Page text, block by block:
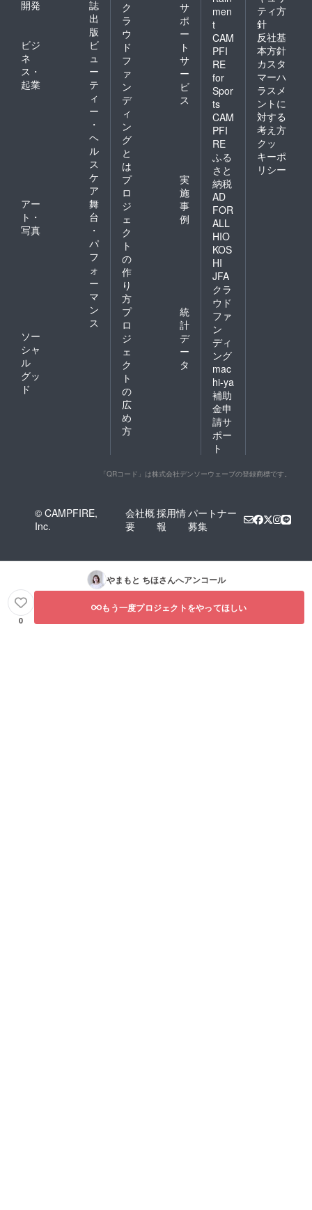
開発
誌
出
版
ビジ
ネ
ス・
起業
ビ
ュ
ー
テ
ィ
ー
・
ヘ
ル
ス
ケ
ア
アー
ト・
写真
舞
台
・
パ
フ
ォ
ー
マ
ン
ス
ソー
シャ
ル
グッ
ド
ク
ラ
ウ
ド
フ
ァ
ン
デ
ィ
ン
グ
と
は
サ
ポ
ー
ト
サ
ー
ビ
ス
プ
ロ
ジ
ェ
ク
ト
の
作
り
方
実
施
事
例
プ
ロ
ジ
ェ
ク
ト
の
広
め
方
統
計
デ
ー
タ
men
t
CAM
PFI
RE
for
Spor
ts
CAM
PFI
RE
ふる
さと
納税
AD
FOR
ALL
HIO
KOS
HI
JFA
クラ
ウド
ファ
ン
ディ
ング
mac
hi-ya
補助
金申
請サ
ポー
ト
ティ方
針
反社基
本方針
カスタ
マーハ
ラスメ
ントに
対する
考え方
クッ
キーポ
リシー
「QRコード」は株式会社デンソーウェーブの登録商標です。
© CAMPFIRE,
Inc.
会社概
要
採用情
報
パートナー
募集
やまもと ちほさんへアンコール
0
もう一度プロジェクトをやってほしい